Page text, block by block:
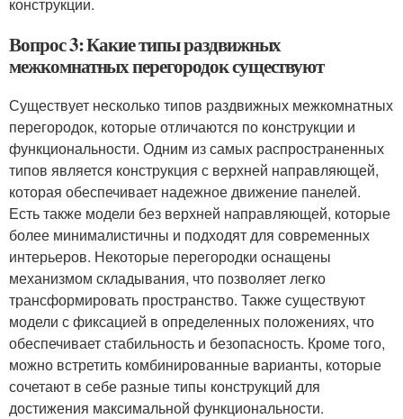
Вопрос 3: Какие типы раздвижных
межкомнатных перегородок существуют
Существует несколько типов раздвижных межкомнатных
перегородок, которые отличаются по конструкции и
функциональности. Одним из самых распространенных
типов является конструкция с верхней направляющей,
которая обеспечивает надежное движение панелей.
Есть также модели без верхней направляющей, которые
более минималистичны и подходят для современных
интерьеров. Некоторые перегородки оснащены
механизмом складывания, что позволяет легко
трансформировать пространство. Также существуют
модели с фиксацией в определенных положениях, что
обеспечивает стабильность и безопасность. Кроме того,
можно встретить комбинированные варианты, которые
сочетают в себе разные типы конструкций для
достижения максимальной функциональности.